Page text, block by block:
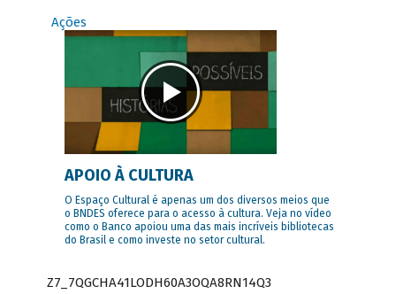
Ações
APOIO À CULTURA
O Espaço Cultural é apenas um dos diversos meios que
o BNDES oferece para o acesso à cultura. Veja no vídeo
como o Banco apoiou uma das mais incríveis bibliotecas
do Brasil e como investe no setor cultural.
Z7_7QGCHA41LODH60A3OQA8RN14Q3